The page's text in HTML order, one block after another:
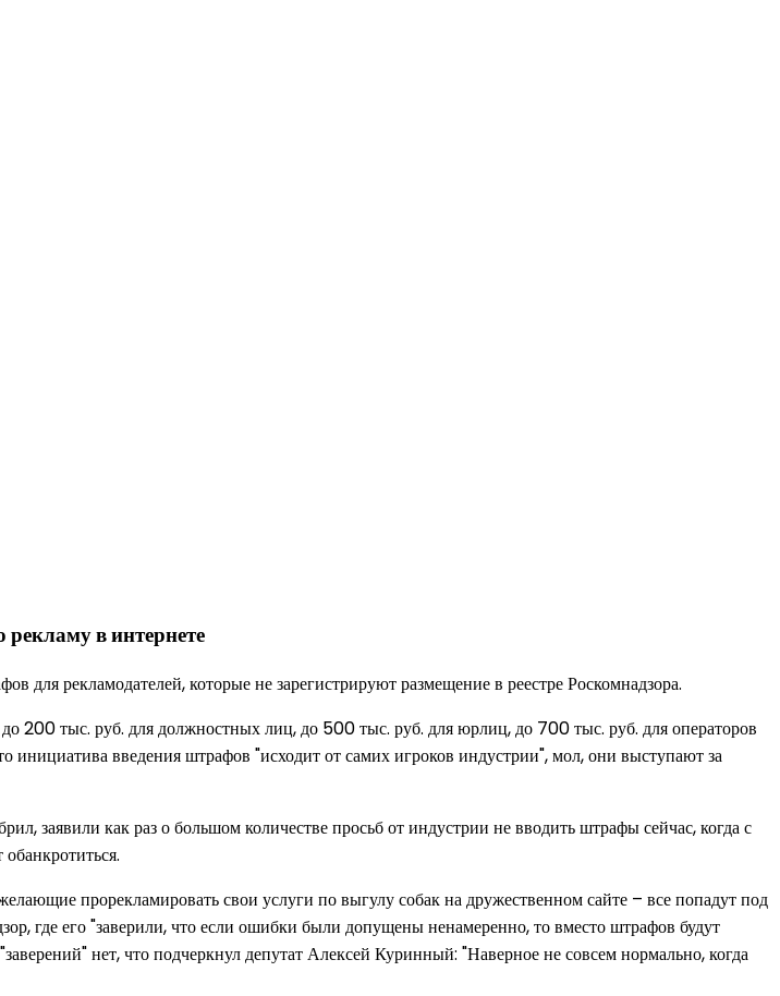
в интернете
рекламодателей, которые не зарегистрируют размещение в реестре Роскомнадзора.
200 тыс. руб. для должностных лиц, до 500 тыс. руб. для юрлиц, до 700 тыс. руб. для операторов
введения штрафов "исходит от самих игроков индустрии", мол, они выступают за
заявили как раз о большом количестве просьб от индустрии не вводить штрафы сейчас, когда с
прорекламировать свои услуги по выгулу собак на дружественном сайте – все попадут под
где его "заверили, что если ошибки были допущены ненамеренно, то вместо штрафов будут
нет, что подчеркнул депутат Алексей Куринный: "Наверное не совсем нормально, когда